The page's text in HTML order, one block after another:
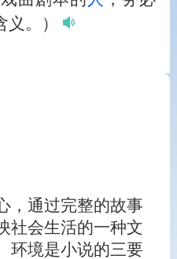
义。）
，通过完整的故事
社会生活的一种文
环境是小说的三要